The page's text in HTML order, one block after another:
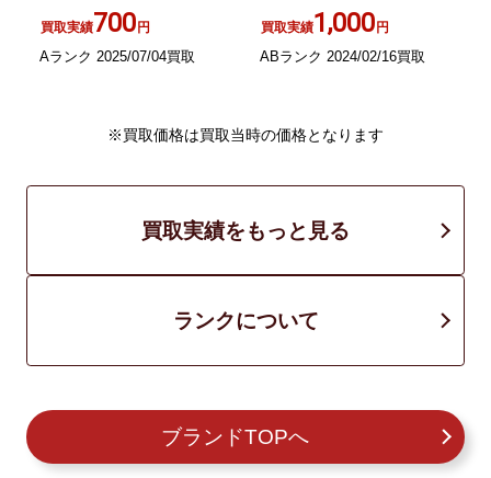
ネイビー
買取実績700円
Aランク 2025/07/04買取
買取実績1,000円
ABランク 2024/02/16買取
※買取価格は買取当時の価格となります
買取実績をもっと見る
ランクについて
ブランドTOPへ